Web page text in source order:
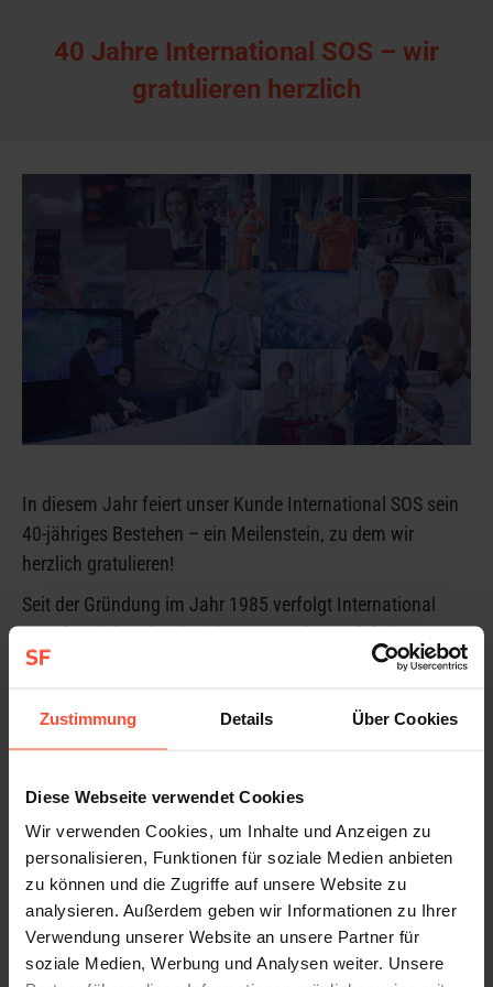
Zustimmung Details Über Cookies
Diese Webseite verwendet Cookies
Wir verwenden Cookies, um Inhalte und Anzeigen zu
personalisieren, Funktionen für soziale Medien anbieten
zu können und die Zugriffe auf unsere Website zu
analysieren. Außerdem geben wir Informationen zu Ihrer
Verwendung unserer Website an unsere Partner für
soziale Medien, Werbung und Analysen weiter. Unsere
40 Jahre International SOS – wir
gratulieren herzlich
In diesem Jahr feiert unser Kunde International SOS sein
40-jähriges Bestehen – ein Meilenstein, zu dem wir
herzlich gratulieren!
Seit der Gründung im Jahr 1985 verfolgt International
SOS das Ziel, weltweit tätige Unternehmen dabei zu
unterstützen, die Gesundheit, Sicherheit und das
unabhängig davon, wo auf der Welt sie im Einsatz sind.
Sicherheitsdienstleistungen bietet International SOS
integrierte Lösungen in den Bereichen medizinische
Versorgung, Reisesicherheit, Krisenmanagement sowie
präventives Risikomanagement. Hierzu kombiniert das
Unternehmen fundierte medizinische Expertise mit
sicherheitsrelevanten Analysen und innovativen digitalen
Tools. Im Fokus steht der ganzheitliche Schutz